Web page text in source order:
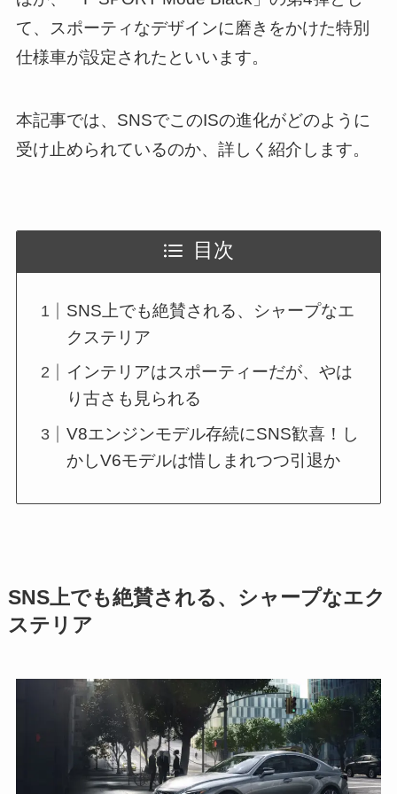
て、スポーティなデザインに磨きをかけた特別
仕様車が設定されたといいます。
本記事では、SNSでこのISの進化がどのように
受け止められているのか、詳しく紹介します。
目次
SNS上でも絶賛される、シャープなエ
クステリア
インテリアはスポーティーだが、やは
り古さも見られる
V8エンジンモデル存続にSNS歓喜！し
かしV6モデルは惜しまれつつ引退か
SNS上でも絶賛される、シャープなエク
ステリア